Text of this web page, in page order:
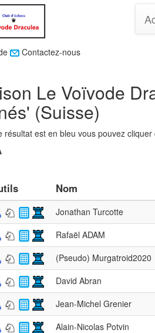
Contactez-nous
Le Voïvode
(Suisse)
résultat est en bleu vous pouvez
Nom
Jonathan Turcotte
Rafaël ADAM
(Pseudo) Murgatroid2020
David Abran
Jean-Michel Grenier
Alain-Nicolas Potvin